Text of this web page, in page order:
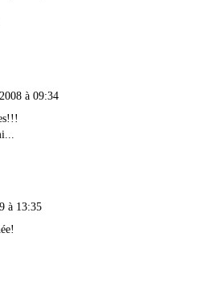
à 09:34
à 13:35